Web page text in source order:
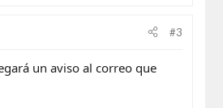
#3
un aviso al correo que